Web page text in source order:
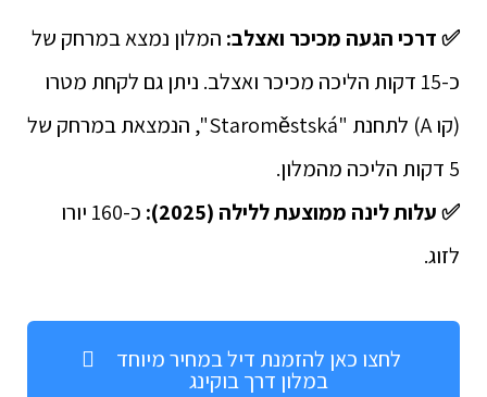
✅ דרכי הגעה מכיכר ואצלב: המלון נמצא במרחק של
כ-15 דקות הליכה מכיכר ואצלב. ניתן גם לקחת מטרו
(קו A) לתחנת "Staroměstská", הנמצאת במרחק של
5 דקות הליכה מהמלון.
✅עלות לינה ממוצעת ללילה (2025):
כ-160 יורו
לזוג.
לחצו כאן להזמנת דיל במחיר מיוחד
במלון דרך בוקינג